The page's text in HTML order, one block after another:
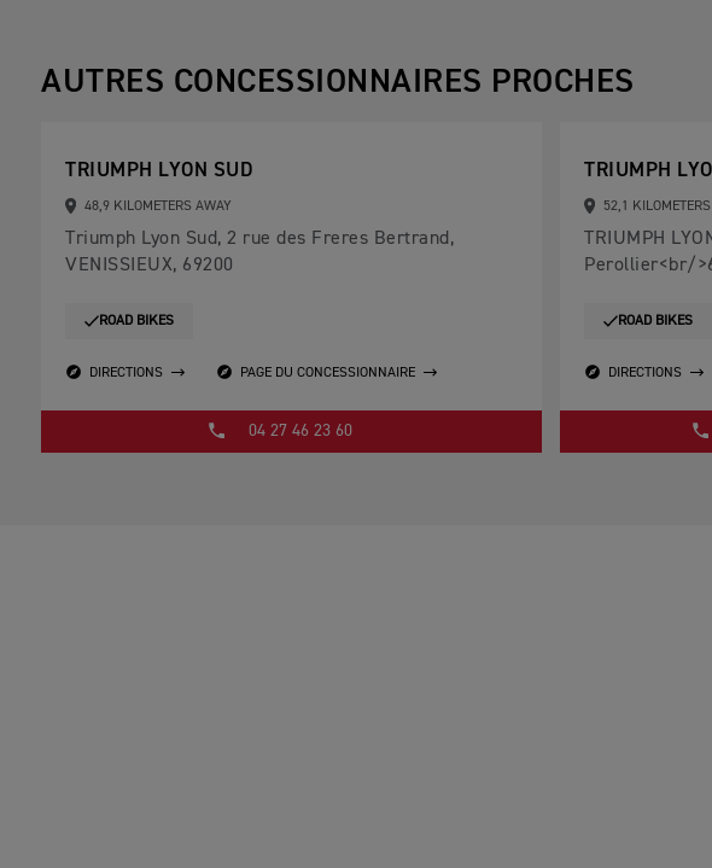
AUTRES CONCESSIONNAIRES PROCHES
TRIUMPH LYON SUD
48,9 KILOMETERS AWAY
Triumph Lyon Sud, 2 rue des Freres Bertrand,
VENISSIEUX, 69200
ROAD BIKES
DIRECTIONS PAGE DU CONCESSIONNAIRE
04 27 46 23 60
TRIUMPH
52,1
TRIUMPH
Perollier<br/
ROAD BIKES
DIRECTIONS